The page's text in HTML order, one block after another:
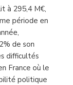
à 295,4 M€,
période en
de son
difficultés
France où le
politique